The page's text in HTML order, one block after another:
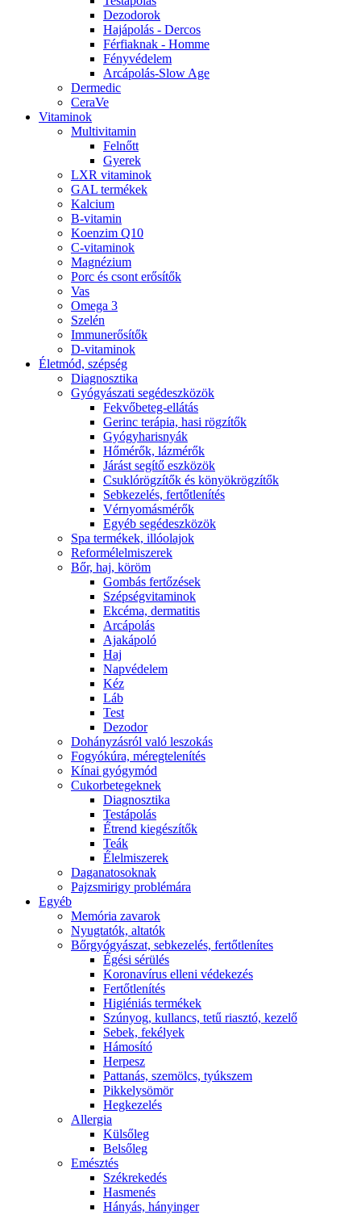
Dezodorok
Hajápolás - Dercos
Férfiaknak - Homme
Fényvédelem
Arcápolás-Slow Age
Dermedic
CeraVe
Vitaminok
Multivitamin
Felnőtt
Gyerek
LXR vitaminok
GAL termékek
Kalcium
B-vitamin
Koenzim Q10
C-vitaminok
Magnézium
Porc és csont erősítők
Vas
Omega 3
Szelén
Immunerősítők
D-vitaminok
Életmód, szépség
Diagnosztika
Gyógyászati segédeszközök
Fekvőbeteg-ellátás
Gerinc terápia, hasi rögzítők
Gyógyharisnyák
Hőmérők, lázmérők
Járást segítő eszközök
Csuklórögzítők és könyökrögzítők
Sebkezelés, fertőtlenítés
Vérnyomásmérők
Egyéb segédeszközök
Spa termékek, illóolajok
Reformélelmiszerek
Bőr, haj, köröm
Gombás fertőzések
Szépségvitaminok
Ekcéma, dermatitis
Arcápolás
Ajakápoló
Haj
Napvédelem
Kéz
Láb
Test
Dezodor
Dohányzásról való leszokás
Fogyókúra, méregtelenítés
Kínai gyógymód
Cukorbetegeknek
Diagnosztika
Testápolás
É́trend kiegészítők
Teák
É́lelmiszerek
Daganatosoknak
Pajzsmirigy problémára
Egyéb
Memória zavarok
Nyugtatók, altatók
Bőrgyógyászat, sebkezelés, fertőtlenítes
É́gési sérülés
Koronavírus elleni védekezés
Fertőtlenítés
Higiéniás termékek
Szúnyog, kullancs, tetű riasztó, kezelő
Sebek, fekélyek
Hámosító
Herpesz
Pattanás, szemölcs, tyúkszem
Pikkelysömör
Hegkezelés
Allergia
Külsőleg
Belsőleg
Emésztés
Székrekedés
Hasmenés
Hányás, hányinger